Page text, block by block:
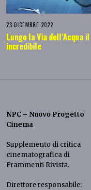
23 DICEMBRE 2022
Lungo la Via dell’Acqua
incredibile
NPC – Nuovo Progetto
Cinema
Supplemento di critica
cinematografica di
Frammenti Rivista.
Direttore responsabile: